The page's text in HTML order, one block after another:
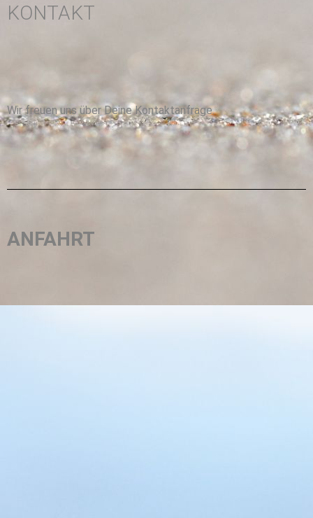
KONTAKT
Wir freuen uns über Deine Kontaktanfrage.
ANFAHRT